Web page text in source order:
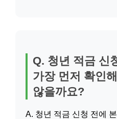
Q. 청년 적금 신
가장 먼저 확인
않을까요?
A. 청년 적금 신청 전에